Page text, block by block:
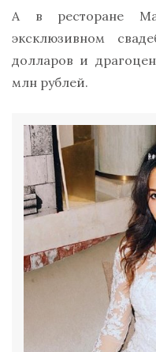
А в ресторане
эксклюзивном
долларов и
млн рублей.